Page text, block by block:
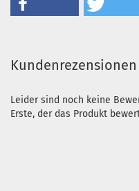
Kundenrezensionen
Leider sind noch keine
Erste, der das Produkt